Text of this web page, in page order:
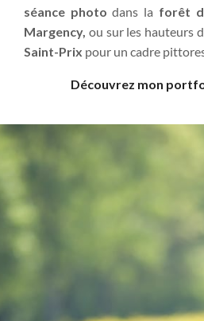
séance photo dans la forêt
Margency, ou sur les hauteurs
Saint-Prix pour un cadre
Découvrez mon